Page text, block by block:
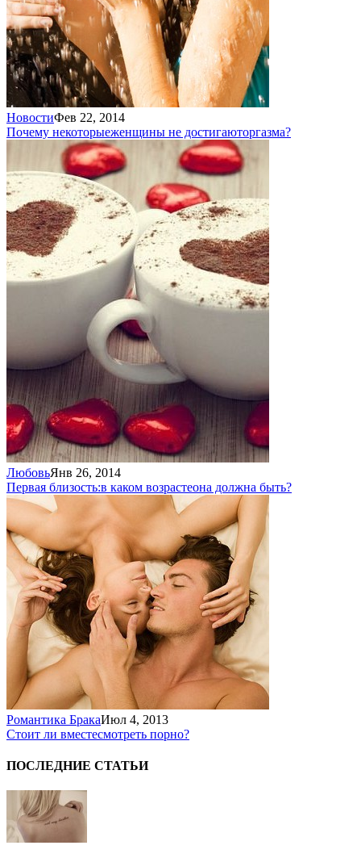
НовостиФев 22, 2014
Почему некоторыеженщины не достигаюторгазма?
ЛюбовьЯнв 26, 2014
Первая близость:в каком возрастеона должна быть?
Романтика БракаИюл 4, 2013
Стоит ли вместесмотреть порно?
ПОСЛЕДНИЕ СТАТЬИ